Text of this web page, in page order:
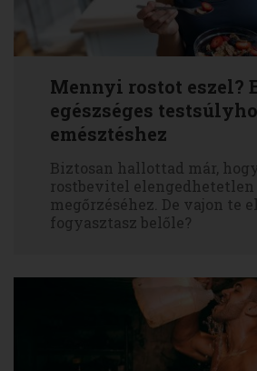
Mennyi rostot eszel?
egészséges
emésztéshez
Biztosan hallottad már,
rostbevitel elengedhetetlen
megőrzéséhez. De vajon te
fogyasztasz belőle?